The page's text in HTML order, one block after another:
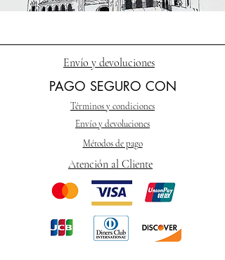
Envío y devoluciones
PAGO SEGURO CON
Términos y condiciones
Envío y devoluciones
Métodos de pago
Atención al Cliente